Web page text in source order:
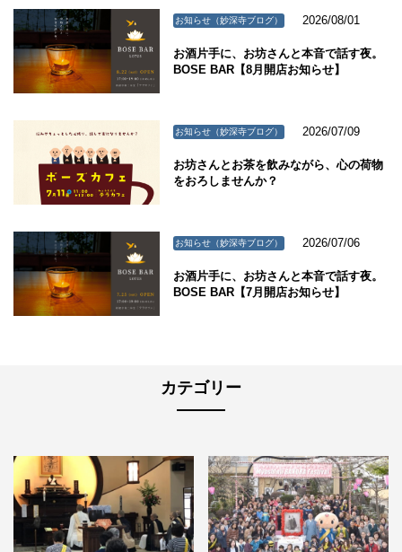
お知らせ（妙深寺ブログ） 2026/08/01
お酒片手に、お坊さんと本音で話す夜。
BOSE BAR【8月開店お知らせ】
お知らせ（妙深寺ブログ） 2026/07/09
お坊さんとお茶を飲みながら、心の荷物
をおろしませんか？
お知らせ（妙深寺ブログ） 2026/07/06
お酒片手に、お坊さんと本音で話す夜。
BOSE BAR【7月開店お知らせ】
カテゴリー